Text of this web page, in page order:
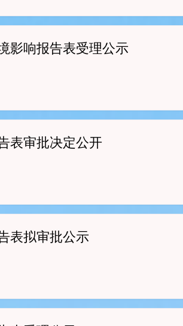
影响报告表受理公示
表审批决定公开
表拟审批公示